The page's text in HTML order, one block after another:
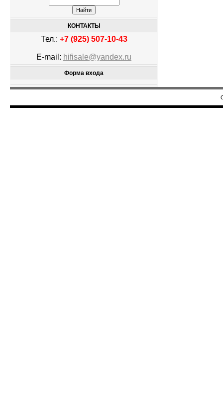
КОНТАКТЫ
Тел.: +7 (925) 507-10-43
E-mail: hifisale@yandex.ru
Форма входа